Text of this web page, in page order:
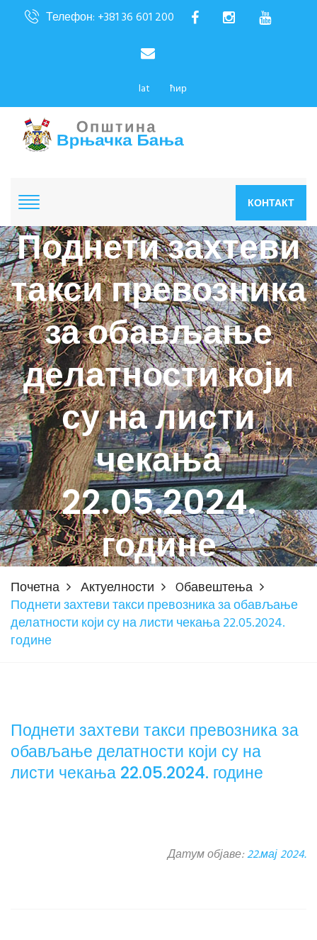
Телефон: +381 36 601 200
lat ћир
КОНТАКТ
Поднети захтеви
такси превозника
за обављање
делатности који
су на листи
чекања
22.05.2024.
године
Почетна Актуелности
Oбавештења
Поднети захтеви такси превозника за обављање
делатности који су на листи чекања 22.05.2024.
године
Поднети захтеви такси превозника за
обављање делатности који су на
листи чекања 22.05.2024. године
Датум објаве:22.мај 2024.